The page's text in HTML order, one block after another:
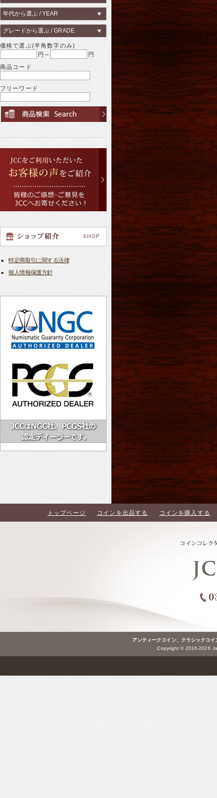
価格で選ぶ(半角数字のみ)
円～
円
商品コード
フリーワード
特定商取引に関する法律
個人情報保護方針
トップページ コインを出品する コインを購入する
アンティークコイン、クラシックコ
Copyright © 2016-2026